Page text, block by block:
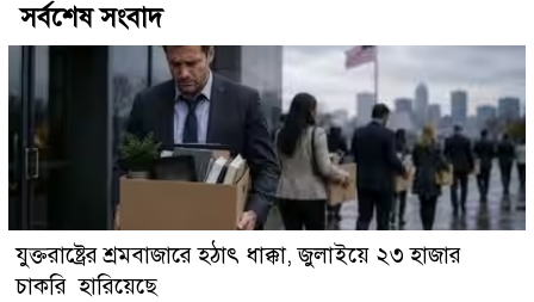
সর্বশেষ সংবাদ
যুক্তরাষ্ট্রের শ্রমবাজারে হঠাৎ ধাক্কা, জুলাইয়ে ২৩ হাজার
চাকরি হারিয়েছে